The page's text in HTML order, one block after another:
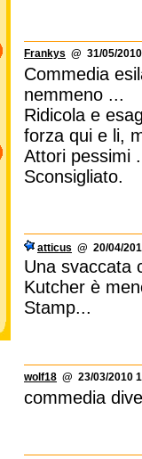
Frankys @ 31/05/
Commedia
nemmeno ...
Ridicola e
forza qui e li,
Attori pessimi
Sconsigliato.
atticus @ 20/04/
Una svaccata
Kutcher è
Stamp...
wolf18 @ 23/03/2010
commedia